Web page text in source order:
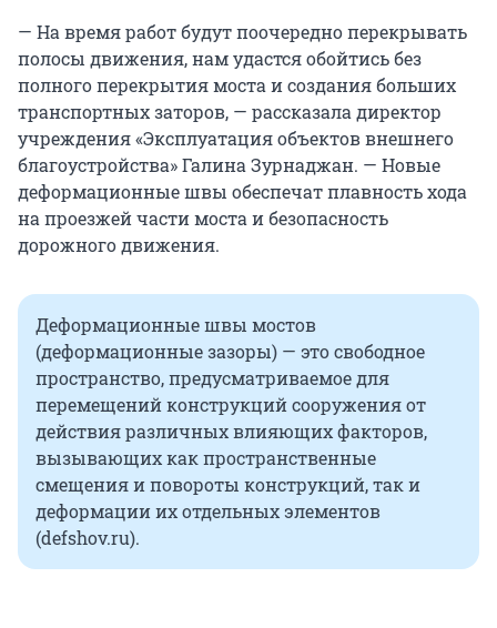
— На время работ будут поочередно перекрывать
полосы движения, нам удастся обойтись без
полного перекрытия моста и создания больших
транспортных заторов, — рассказала директор
учреждения «Эксплуатация объектов внешнего
благоустройства» Галина Зурнаджан. — Новые
деформационные швы обеспечат плавность хода
на проезжей части моста и безопасность
дорожного движения.
Деформационные швы мостов
(деформационные зазоры) — это свободное
пространство, предусматриваемое для
перемещений конструкций сооружения от
действия различных влияющих факторов,
вызывающих как пространственные
смещения и повороты конструкций, так и
деформации их отдельных элементов
(defshov.ru).